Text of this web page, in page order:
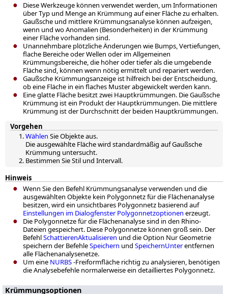
Diese Werkzeuge können verwendet werden, um Informationen
über Typ und Menge an Krümmung auf einer Fläche zu erhalten.
Gaußsche und mittlere Krümmungsanalyse können aufzeigen,
wenn und wo Anomalien (Besonderheiten) in der Krümmung
einer Fläche vorhanden sind.
Unannehmbare plötzliche Änderungen wie Bumps, Vertiefungen,
flache Bereiche oder Wellen oder im Allgemeinen
Krümmungsbereiche, die höher oder tiefer als die umgebende
Fläche sind, können wenn nötig ermittelt und repariert werden.
Gaußsche Krümmungsanzeige ist hilfreich bei der Entscheidung,
ob eine Fläche in ein flaches Muster abgewickelt werden kann.
Eine glatte Fläche besitzt zwei Hauptkrümmungen. Die Gaußsche
Krümmung ist ein Produkt der Hauptkrümmungen. Die mittlere
Krümmung ist der Durchschnitt der beiden Hauptkrümmungen.
Vorgehen
Wählen Sie Objekte aus.
Die ausgewählte Fläche wird standardmäßig auf Gaußsche
Krümmung untersucht.
Bestimmen Sie Stil und Intervall.
Hinweis
Wenn Sie den Befehl Krümmungsanalyse verwenden und die
ausgewählten Objekte kein Polygonnetz für die Flächenanalyse
besitzen, wird ein unsichtbares Polygonnetz basierend auf
Einstellungen im Dialogfenster Polygonnetzoptionen erzeugt.
Die Polygonnetze für die Flächenanalyse sind in den Rhino-
Dateien gespeichert. Diese Polygonnetze können groß sein. Der
BefehlSchattierenAktualisieren und die Option Nur Geometrie
speichern der BefehleSpeichern und SpeichernUnterentfernen
alle Flächenanalysenetze.
Um eine NURBS-Freiformfläche richtig zu analysieren, benötigen
die Analysebefehle normalerweise ein detailliertes Polygonnetz.
Krümmungsoptionen